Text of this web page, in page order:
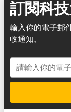
訂閱科
輸入你的電子郵
收通知。
電子郵件地址